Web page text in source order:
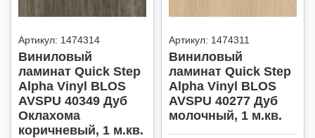
Артикул: 1474314
Виниловый
ламинат Quick Step
Alpha Vinyl BLOS
AVSPU 40349 Дуб
Оклахома
коричневый, 1 м.кв.
Артикул: 1474311
Виниловый
ламинат Quick Step
Alpha Vinyl BLOS
AVSPU 40277 Дуб
молочный, 1 м.кв.